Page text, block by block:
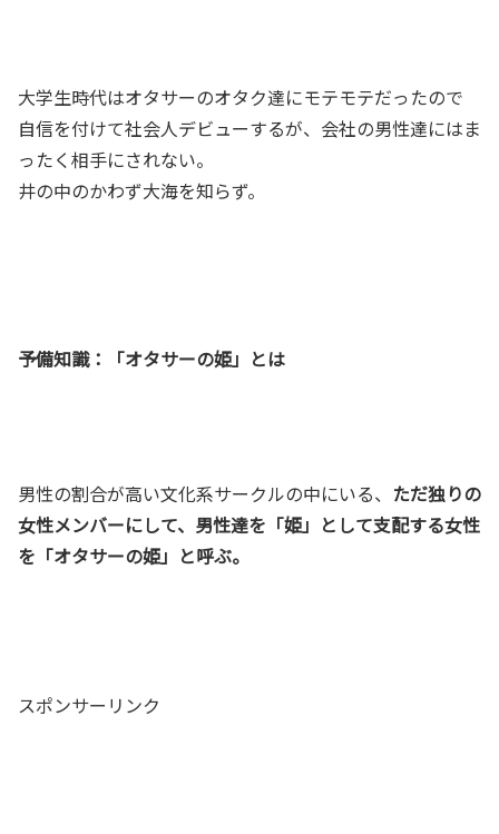
大学生時代はオタサーのオタク達にモテモテだったので
自信を付けて社会人デビューするが、会社の男性達にはま
ったく相手にされない。
井の中のかわず大海を知らず。
予備知識：「オタサーの姫」とは
男性の割合が高い文化系サークルの中にいる、 ただ独りの
女性メンバーにして、男性達を「姫」として支配する女性
を「オタサーの姫」と呼ぶ。
スポンサーリンク